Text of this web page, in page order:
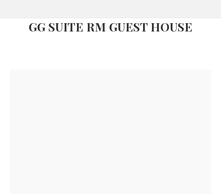
GG SUITE RM GUEST HOUSE